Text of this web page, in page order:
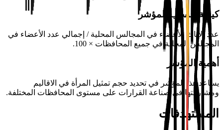
كيفية حساب المؤشر
عدد الإناث الأعضاء في المجالس المحلية / إجمالي عدد الأعضاء في
المجالس المحلية في جميع المحافظات × 100.
أهمية المؤشر
يساعد هذا المؤشر في تحديد حجم تمثيل المرأة في الاقاليم
ومشاركتها في صناعة القرارات على مستوى المحافظات المختلفة.
المستهدفات